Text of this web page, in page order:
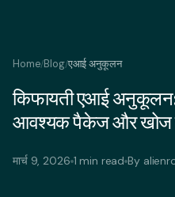
Home/Blog/एआई अनुकूलन
किफायती एआई अनुकूलन:
आवश्यक पैकेज और खोज
मार्च 9, 2026 1 min read By
हिन्दी